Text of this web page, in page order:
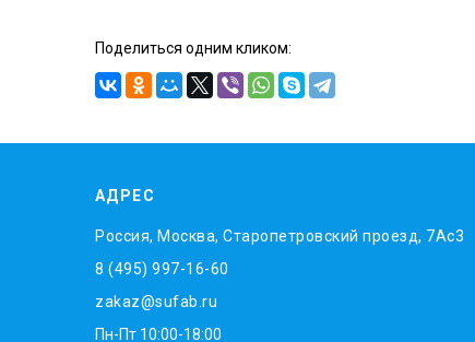
Поделиться одним кликом:
АДРЕС
Россия, Москва, Старопетровский проезд, 7Ас3
8 (495) 997-16-60
zakaz@sufab.ru
Пн-Пт 10:00-18:00